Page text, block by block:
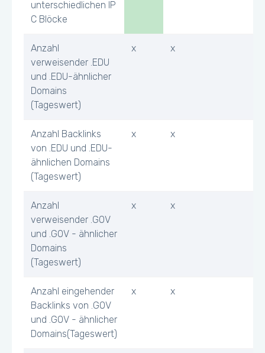
unterschiedlichen IP
C Blöcke
Anzahl
verweisender .EDU
und .EDU-ähnlicher
Domains
(Tageswert)
x x
Anzahl Backlinks
von .EDU und .EDU-
ähnlichen Domains
(Tageswert)
x x
Anzahl
verweisender .GOV
und .GOV - ähnlicher
Domains
(Tageswert)
x x
Anzahl eingehender
Backlinks von .GOV
und .GOV - ähnlicher
Domains(Tageswert)
x x